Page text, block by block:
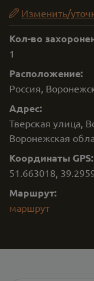
Изменить/
Кол-во
1
Расположение:
Россия,
Адрес:
Тверская улица,
Воронежская
Координаты GPS:
51.663018,
Маршрут:
маршрут